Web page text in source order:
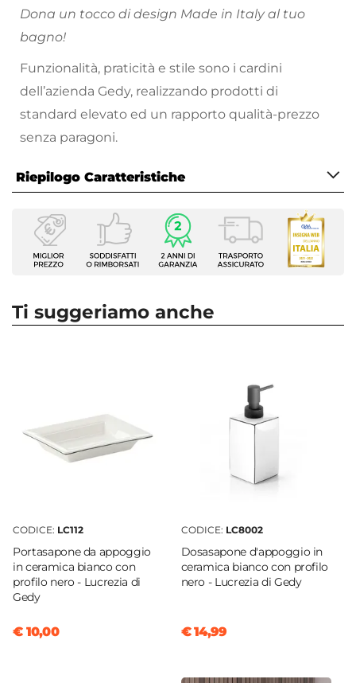
Dona un tocco di design Made in Italy al tuo
bagno!
Funzionalità, praticità e stile sono i cardini
dell’azienda Gedy, realizzando prodotti di
standard elevato ed un rapporto qualità-prezzo
senza paragoni.
Riepilogo Caratteristiche
Caratteristiche
Tipologia
Portascopino
Serie
Ceramica
Colore
46 cm
Larghezza
10 cm
Profondità
Ti suggeriamo anche
CODICE: LC112
Portasapone da appoggio
in ceramica bianco con
profilo nero - Lucrezia di
Gedy
€ 10,00
CODICE: LC8002
Dosasapone d'appoggio in
ceramica bianco con profilo
nero - Lucrezia di Gedy
€ 14,99